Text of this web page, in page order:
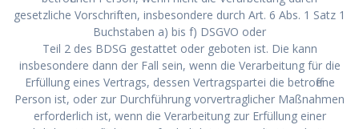
gesetzliche Vorschriften, insbesondere durch Art. 6 Abs. 1 Satz 1
Buchstaben a) bis f) DSGVO oder
Teil 2 des BDSG gestattet oder geboten ist. Die kann
insbesondere dann der Fall sein, wenn die Verarbeitung für die
Erfüllung eines Vertrags, dessen Vertragspartei die betroffene
Person ist, oder zur Durchführung vorvertraglicher Maßnahmen
erforderlich ist, wenn die Verarbeitung zur Erfüllung einer